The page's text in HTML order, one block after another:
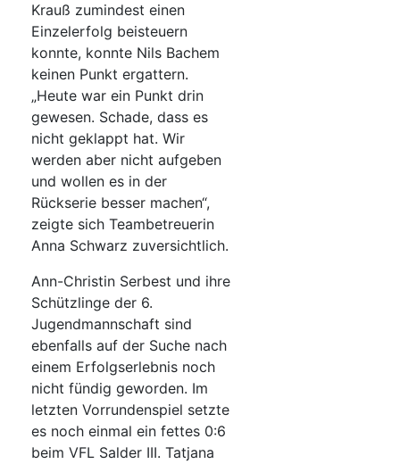
Krauß zumindest einen
Einzelerfolg beisteuern
konnte, konnte Nils Bachem
keinen Punkt ergattern.
„Heute war ein Punkt drin
gewesen. Schade, dass es
nicht geklappt hat. Wir
werden aber nicht aufgeben
und wollen es in der
Rückserie besser machen“,
zeigte sich Teambetreuerin
Anna Schwarz zuversichtlich.
Ann-Christin Serbest und ihre
Schützlinge der 6.
Jugendmannschaft sind
ebenfalls auf der Suche nach
einem Erfolgserlebnis noch
nicht fündig geworden. Im
letzten Vorrundenspiel setzte
es noch einmal ein fettes 0:6
beim VFL Salder III. Tatjana